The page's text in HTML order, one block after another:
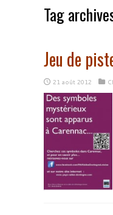
Tag
Jeu de
21 août 2012